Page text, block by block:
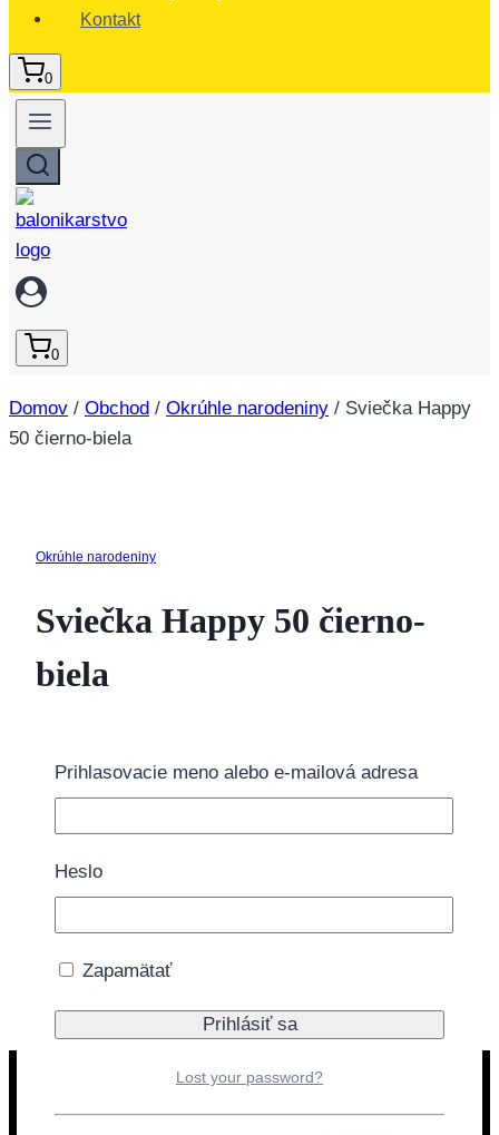
Kontakt
0
0
Domov / Obchod / Okrúhle narodeniny / Sviečka Happy
50 čierno-biela
Okrúhle narodeniny
Sviečka Happy 50 čierno-
biela
5 na sklade
Doprava zdarma nad 40€
Prihlasovacie meno alebo e-mailová adresa
Heslo
Zapamätať
Lost your password?